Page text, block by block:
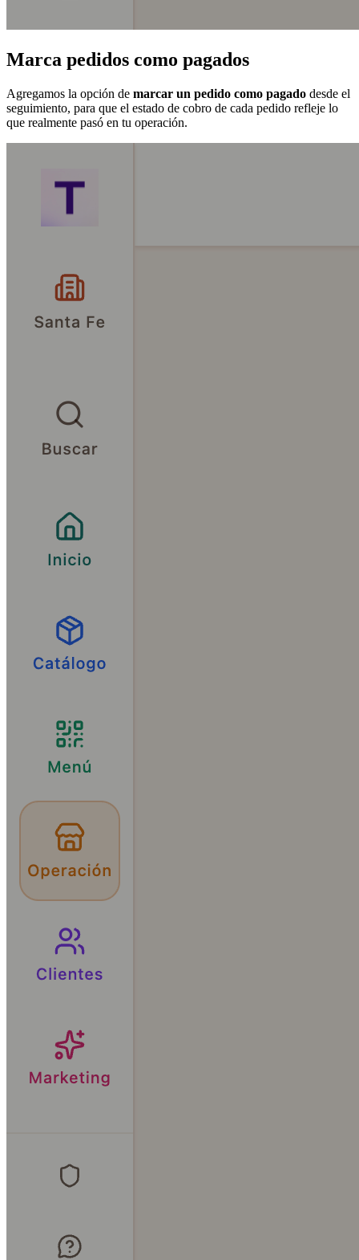
Marca pedidos como pagados
Agregamos la opción de marcar un pedido como pagado desde el
seguimiento, para que el estado de cobro de cada pedido refleje lo
que realmente pasó en tu operación.